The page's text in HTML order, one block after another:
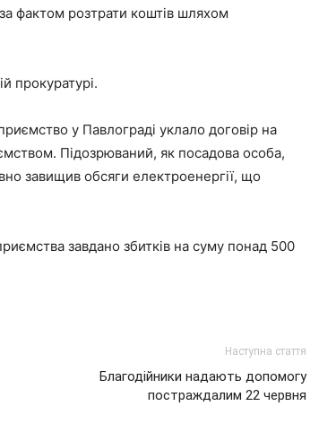
фактом розтрати коштів шляхом
прокуратурі.
у Павлограді уклало договір на
Підозрюваний, як посадова особа,
завищив обсяги електроенергії, що
завдано збитків на суму понад 500
Наступна стаття
Благодійники надають допомогу
постраждалим 22 червня